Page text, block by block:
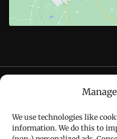
We use technologies like
information. We do this to
Call : +91-94172-
Email :